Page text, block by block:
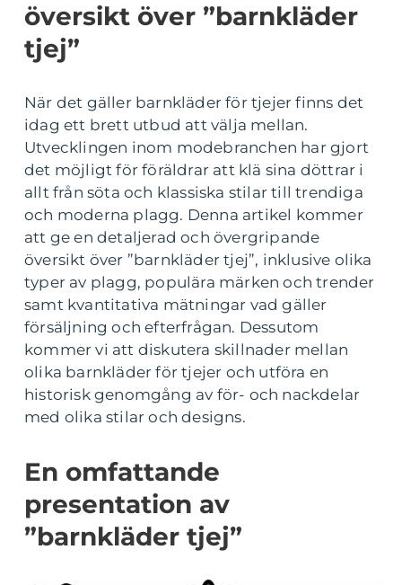
översikt över ”barnkläder
tjej”
När det gäller barnkläder för tjejer finns det
idag ett brett utbud att välja mellan.
Utvecklingen inom modebranchen har gjort
det möjligt för föräldrar att klä sina döttrar i
allt från söta och klassiska stilar till trendiga
och moderna plagg. Denna artikel kommer
att ge en detaljerad och övergripande
översikt över ”barnkläder tjej”, inklusive olika
typer av plagg, populära märken och trender
samt kvantitativa mätningar vad gäller
försäljning och efterfrågan. Dessutom
kommer vi att diskutera skillnader mellan
olika barnkläder för tjejer och utföra en
historisk genomgång av för- och nackdelar
med olika stilar och designs.
En omfattande
presentation av
”barnkläder tjej”